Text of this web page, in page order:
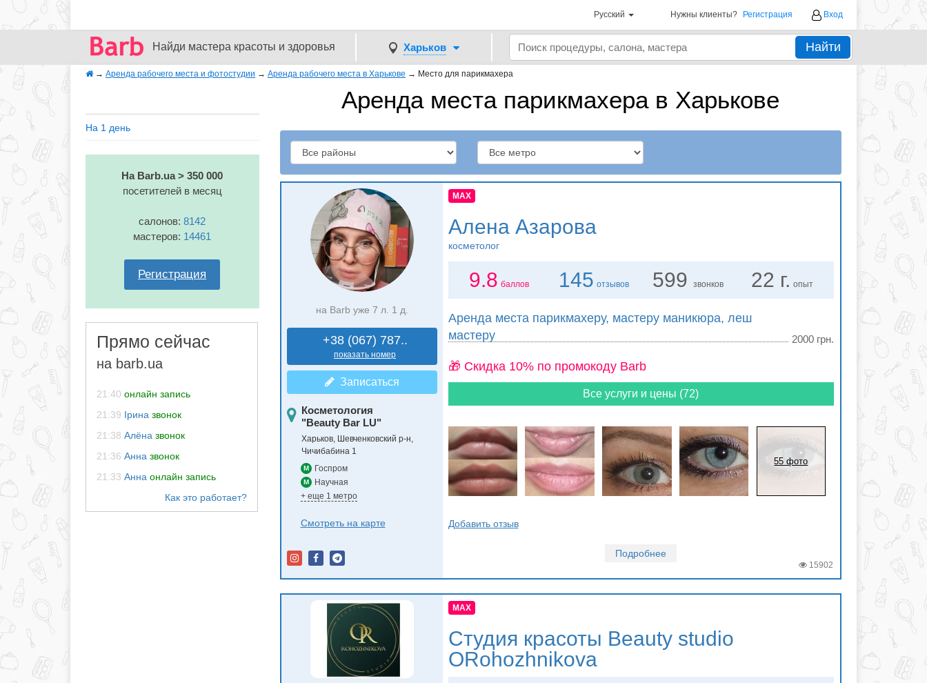
Русский Нужны клиенты? Регистрация Вход
Найди мастера красоты и здоровья Харьков Найти
→ Аренда рабочего места и фотостудии → Аренда рабочего места в Харькове → Место для парикмахера
Аренда места парикмахера в Харькове
На 1 день
На Barb.ua > 350 000
посетителей в месяц
салонов:8142
мастеров: 14461
Регистрация
Прямо сейчас
на barb.ua
21:40 онлайн запись
21:39 Ірина звонок
21:38 Алёна звонок
21:36 Анна звонок
21:33 Анна онлайн запись
на Barb уже 7 л. 1 д.
+38 (067) 787..
показать номер
Записаться
Косметология
"Beauty Bar LU"
Харьков, Шевченковский р-н,
Чичибабина 1
M Госпром
M
Научная
+ еще 1 метро
Смотреть на карте
MAX
Алена Азарова
косметолог
9.8 баллов 145 отзывов 599 звонков 22 г. опыт
Аренда места парикмахеру, мастеру маникюра, леш
мастеру
2000 грн.
🎁 Cкидка 10% по промокоду Barb
Все услуги и цены (72)
55 фото
Добавить отзыв
Подробнее
15902
MAX
Студия красоты Beauty studio
ORohozhnikova